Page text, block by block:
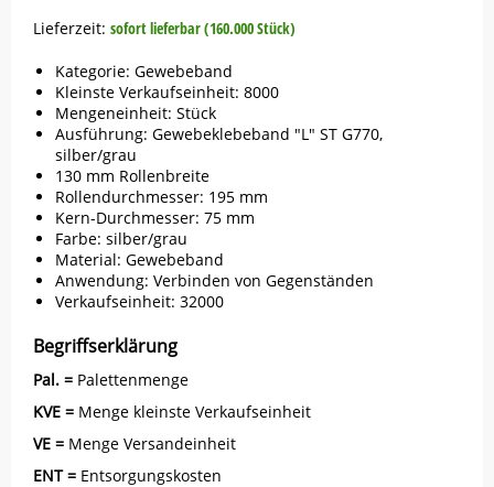
Lieferzeit: sofort lieferbar (160.000 Stück)
Kategorie: Gewebeband
Kleinste Verkaufseinheit: 8000
Mengeneinheit: Stück
Ausführung: Gewebeklebeband "L" ST G770,
silber/grau
130 mm Rollenbreite
Rollendurchmesser: 195 mm
Kern-Durchmesser: 75 mm
Farbe: silber/grau
Material: Gewebeband
Anwendung: Verbinden von Gegenständen
Verkaufseinheit: 32000
Begriffserklärung
Pal. = Palettenmenge
KVE = Menge kleinste Verkaufseinheit
VE = Menge Versandeinheit
ENT = Entsorgungskosten